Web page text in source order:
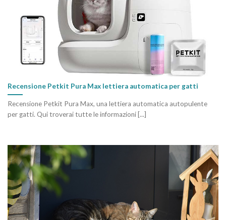
Recensione Petkit Pura Max lettiera automatica per gatti
Recensione Petkit Pura Max, una lettiera automatica autopulente
per gatti. Qui troverai tutte le informazioni [...]